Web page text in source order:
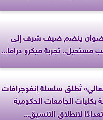
ينضم ضيف شرف إلى
تجربة ميكرو دراما...
تُطلق سلسلة إنفوجرافات
بكليات الجامعات الحكومية
لانطلاق التنسيق...